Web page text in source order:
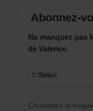
Abonnez-
Ne manquez pas
de Valence.
Email
Choisissez la